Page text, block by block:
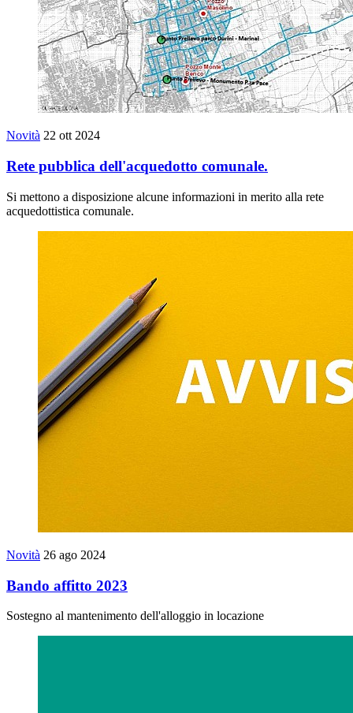
Novità 22 ott 2024
Rete pubblica dell'acquedotto comunale.
Si mettono a disposizione alcune informazioni in merito alla rete
acquedottistica comunale.
Novità 26 ago 2024
Bando affitto 2023
Sostegno al mantenimento dell'alloggio in locazione